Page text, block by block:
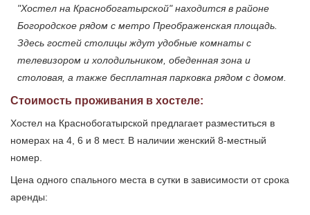
"Хостел на Краснобогатырской" находится в районе
Богородское рядом с метро Преображенская площадь.
Здесь гостей столицы ждут удобные комнаты с
телевизором и холодильником, обеденная зона и
столовая, а также бесплатная парковка рядом с домом.
Стоимость проживания в хостеле:
Хостел на Краснобогатырской предлагает разместиться в
номерах на 4, 6 и 8 мест. В наличии женский 8-местный
номер.
Цена одного спального места в сутки в зависимости от срока
аренды: